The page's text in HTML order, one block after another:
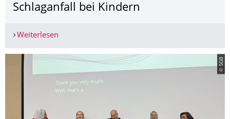
Schlaganfall bei Kindern
Weiterlesen
© SGB